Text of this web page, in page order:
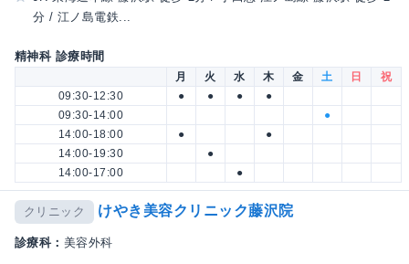
分 / 江ノ島電鉄...
精神科 診療時間
月 火 水 木 金 土 日
祝
09:30-12:30
● ● ●
●
09:30-14:00
●
14:00-18:00
●
●
14:00-19:30
●
14:00-17:00
●
クリニック けやき美容クリニック藤沢院
診療科： 美容外科